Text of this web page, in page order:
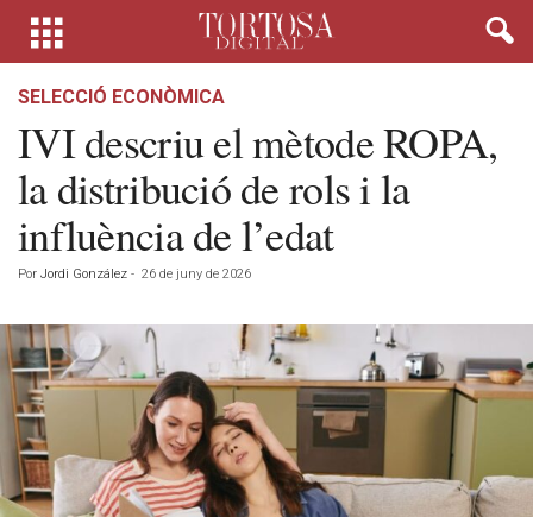
SELECCIÓ ECONÒMICA
IVI descriu el mètode ROPA,
la distribució de rols i la
influència de l’edat
Por Jordi González - 26 de juny de 2026